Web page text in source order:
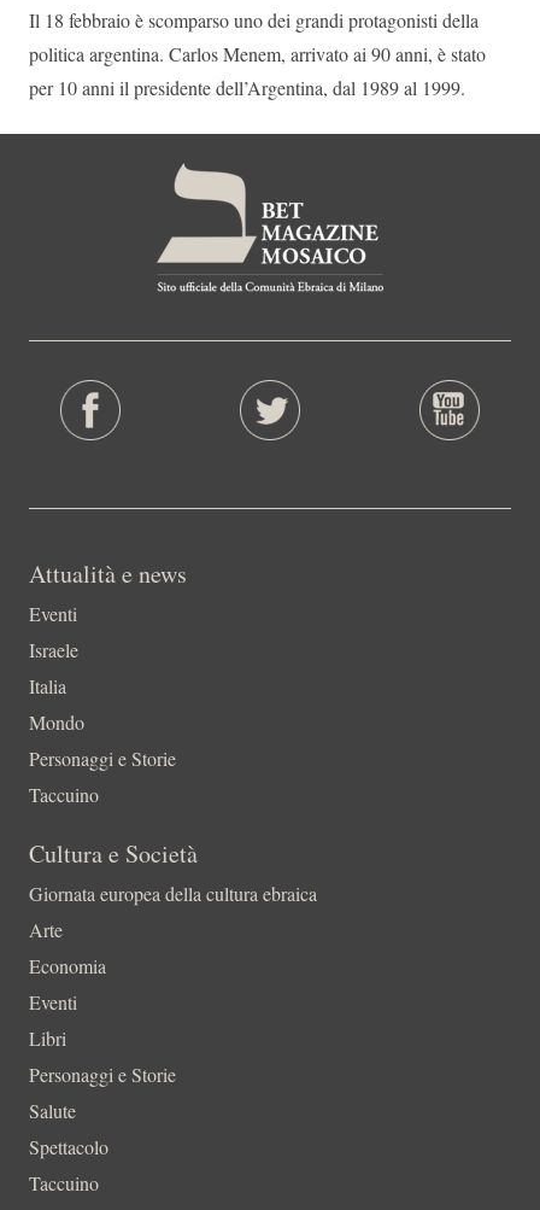
Il 18 febbraio è scomparso uno dei grandi protagonisti della
politica argentina. Carlos Menem, arrivato ai 90 anni, è stato
per 10 anni il presidente dell’Argentina, dal 1989 al 1999.
Attualità e news
Eventi
Israele
Italia
Mondo
Personaggi e Storie
Taccuino
Cultura e Società
Giornata europea della cultura ebraica
Arte
Economia
Eventi
Libri
Personaggi e Storie
Salute
Spettacolo
Taccuino